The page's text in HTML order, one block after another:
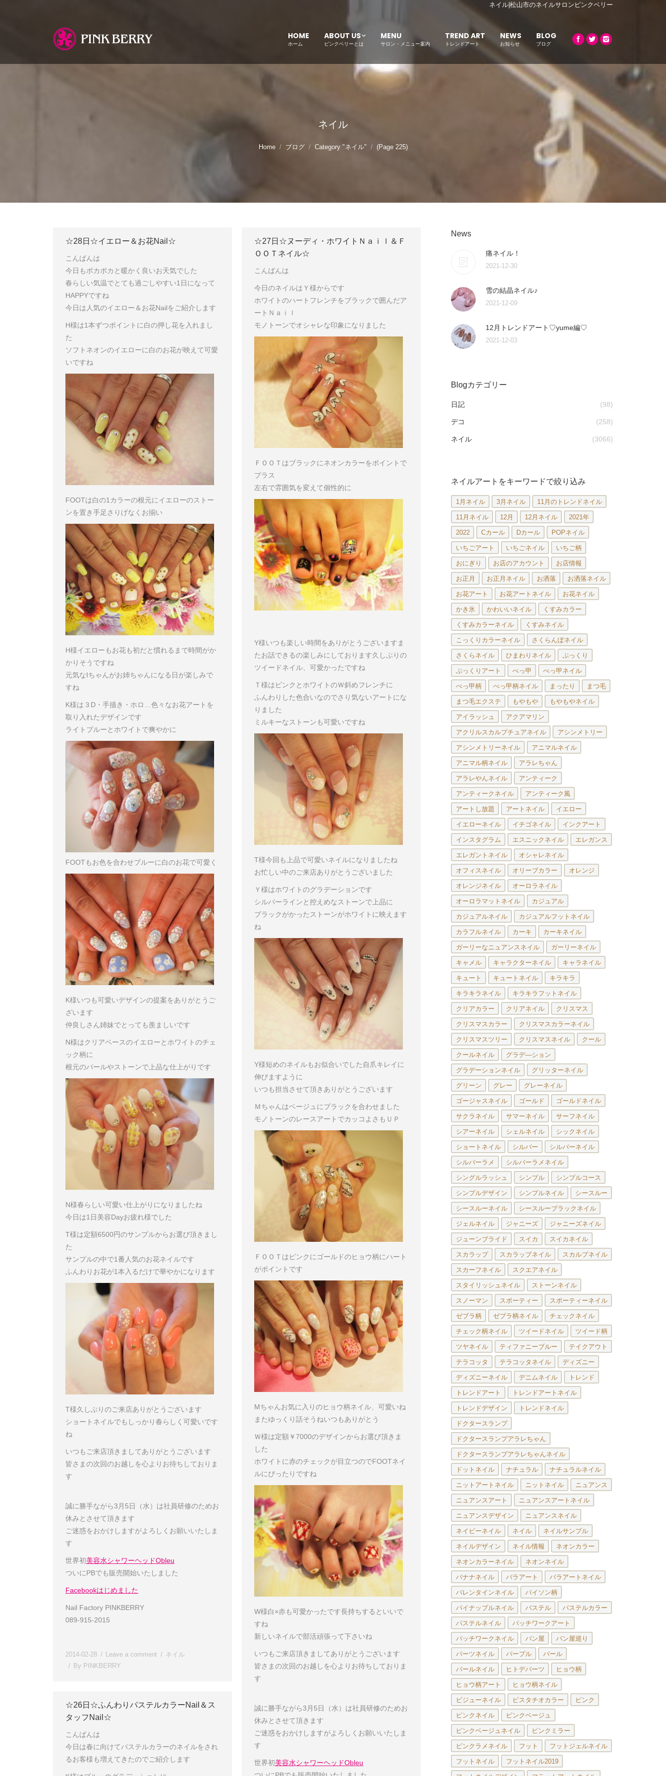
ネイル|松山市のネイルサロンピンクベリー
HOME
ホーム
ABOUT US
ピンクベリーとは
MENU
サロン・メニュー案内
TREND ART
トレンドアート
NEWS
お知らせ
BLOG
ブログ
ネイル
Home ブログ Category "ネイル" (Page 225)
☆28日☆イエロー＆お花Nail☆
こんばんは
今日もポカポカと暖かく良いお天気でした
春らしい気温でとても過ごしやすい1日になって
HAPPYですね
今日は人気のイエロー＆お花Nailをご紹介します
H様は1本ずつポイントに白の押し花を入れまし
た
ソフトネオンのイエローに白のお花が映えて可愛
いですね
FOOTは白の1カラーの根元にイエローのストー
ンを置き手足さりげなくお揃い
H様イエローもお花も初だと慣れるまで時間がか
かりそうですね
元気なIちゃんがお姉ちゃんになる日が楽しみで
すね
K様は３D・手描き・ホロ…色々なお花アートを
取り入れたデザインです
ライトブルーとホワイトで爽やかに
FOOTもお色を合わせブルーに白のお花で可愛く
K様いつも可愛いデザインの提案をありがとうご
ざいます
仲良しさん姉妹でとっても羨ましいです
N様はクリアベースのイエローとホワイトのチェ
ック柄に
根元のパールやストーンで上品な仕上がりです
N様春らしい可愛い仕上がりになりましたね
今日は1日美容Dayお疲れ様でした
T様は定額6500円のサンプルからお選び頂きまし
た
サンプルの中で1番人気のお花ネイルです
ふんわりお花が1本入るだけで華やかになります
T様久しぶりのご来店ありがとうございます
ショートネイルでもしっかり春らしく可愛いです
ね
いつもご来店頂きましてありがとうございます
皆さまの次回のお越しを心よりお待ちしておりま
す
誠に勝手ながら3月5日（水）は社員研修のためお
休みとさせて頂きます
ご迷惑をおかけしますがよろしくお願いいたしま
す
世界初美容水シャワーヘッドObleu
ついにPBでも販売開始いたしました
Facebookはじめました
Nail Factory PINKBERRY
089-915-2015
2014-02-28 Leave a comment
ネイル
By PINKBERRY
☆27日☆ヌーディ・ホワイトＮａｉｌ＆Ｆ
ＯＯＴネイル☆
こんばんは
今日のネイルはＹ様からです
ホワイトのハートフレンチをブラックで囲んだア
ートＮａｉｌ
モノトーンでオシャレな印象になりました
ＦＯＯＴはブラックにネオンカラーをポイントで
プラス
左右で雰囲気を変えて個性的に
Y様いつも楽しい時間をありがとうございます ま
たお話できるの楽しみにしております久しぶりの
ツイードネイル、可愛かったですね
Ｔ様はピンクとホワイトのＷ斜めフレンチに
ふんわりした色合いなのでさり気ないアートにな
りました
ミルキーなストーンも可愛いですね
T様今回も上品で可愛いネイルになりましたね
お忙しい中のご来店ありがとうございました
Ｙ様はホワイトのグラデーションです
シルバーラインと控えめなストーンで上品に
ブラックがかったストーンがホワイトに映えます
ね
Y様短めのネイルもお似合いでした 自爪キレイに
伸びますように
いつも担当させて頂きありがとうございます
Ｍちゃんはベージュにブラックを合わせました
モノトーンのレースアートでカッコよさもＵＰ
ＦＯＯＴはピンクにゴールドのヒョウ柄にハート
がポイントです
Mちゃんお気に入りのヒョウ柄ネイル、可愛いね
またゆっくり話そうねいつもありがとう
Ｗ様は定額￥7000のデザインからお選び頂きま
した
ホワイトに赤のチェックが目立つのでFOOTネイ
ルにぴったりですね
W様白×赤も可愛かったです長持ちするといいで
すね
新しいネイルで部活頑張って下さいね
いつもご来店頂きましてありがとうございます
皆さまの次回のお越しを心よりお待ちしておりま
す
誠に勝手ながら3月5日（水）は社員研修のためお
休みとさせて頂きます
ご迷惑をおかけしますがよろしくお願いいたしま
す
世界初美容水シャワーヘッドObleu
☆26日☆ふんわりパステルカラーNail＆ス
タッフNail☆
こんばんは
今日は春に向けてパステルカラーのネイルをされ
るお客様も増えてきたのでご紹介します
News
痛ネイル！
2021-12-30
雪の結晶ネイル♪
2021-12-09
12月トレンドアート♡yume編♡
2021-12-03
Blogカテゴリー
日記 (98)
デコ (258)
ネイル (3066)
ネイルアートをキーワードで絞り込み
1月ネイル 3月ネイル 11月のトレンドネイル
11月ネイル 12月 12月ネイル 2021年
2022 Cカール Dカール POPネイル
いちごアート いちごネイル いちご柄
おにぎり お店のアカウント お店情報
お正月 お正月ネイル お洒落 お洒落ネイル
お花アート お花アートネイル お花ネイル
かき氷 かわいいネイル くすみカラー
くすみカラーネイル くすみネイル
こっくりカラーネイル さくらんぼネイル
さくらネイル ひまわりネイル ぷっくり
ぷっくりアート べっ甲 べっ甲ネイル
べっ甲柄 べっ甲柄ネイル まったり まつ毛
まつ毛エクステ もやもや もやもやネイル
アイラッシュ アクアマリン
アクリルスカルプチュアネイル アシンメトリー
アシンメトリーネイル アニマルネイル
アニマル柄ネイル アラレちゃん
アラレやんネイル アンティーク
アンティークネイル アンティーク風
アートし放題 アートネイル イエロー
イエローネイル イチゴネイル インクアート
インスタグラム エスニックネイル エレガンス
エレガントネイル オシャレネイル
オフィスネイル オリーブカラー オレンジ
オレンジネイル オーロラネイル
オーロラマットネイル カジュアル
カジュアルネイル カジュアルフットネイル
カラフルネイル カーキ カーキネイル
ガーリーなニュアンスネイル ガーリーネイル
キャメル キャラクターネイル キャラネイル
キュート キュートネイル キラキラ
キラキラネイル キラキラフットネイル
クリアカラー クリアネイル クリスマス
クリスマスカラー クリスマスカラーネイル
クリスマスツリー クリスマスネイル クール
クールネイル グラデ―ション
グラデーションネイル グリッターネイル
グリーン グレー グレーネイル
ゴージャスネイル ゴールド ゴールドネイル
サクラネイル サマーネイル サーフネイル
シアーネイル シェルネイル シックネイル
ショートネイル シルバー シルバーネイル
シルバーラメ シルバーラメネイル
シングルラッシュ シンプル シンプルコース
シンプルデザイン シンプルネイル シースルー
シースルーネイル シースルーブラックネイル
ジェルネイル ジャニーズ ジャニーズネイル
ジューンブライド スイカ スイカネイル
スカラップ スカラップネイル スカルプネイル
スカーフネイル スクエアネイル
スタイリッシュネイル ストーンネイル
スノーマン スポーティー スポーティーネイル
ゼブラ柄 ゼブラ柄ネイル チェックネイル
チェック柄ネイル ツイードネイル ツイード柄
ツヤネイル ティファニーブルー テイクアウト
テラコッタ テラコッタネイル ディズニー
ディズニーネイル デニムネイル トレンド
トレンドアート トレンドアートネイル
トレンドデザイン トレンドネイル
ドクタースランプ
ドクタースランプアラレちゃん
ドクタースランプアラレちゃんネイル
ドットネイル ナチュラル ナチュラルネイル
ニットアートネイル ニットネイル ニュアンス
ニュアンスアート ニュアンスアートネイル
ニュアンスデザイン ニュアンスネイル
ネイビーネイル ネイル ネイルサンプル
ネイルデザイン ネイル情報 ネオンカラー
ネオンカラーネイル ネオンネイル
バナナネイル バラアート バラアートネイル
バレンタインネイル パイソン柄
パイナップルネイル パステル パステルカラー
パステルネイル パッチワークアート
パッチワークネイル パン屋 パン屋巡り
パーツネイル パープル パール
パールネイル ヒトデパーツ ヒョウ柄
ヒョウ柄アート ヒョウ柄ネイル
ビジューネイル ピスタチオカラー ピンク
ピンクネイル ピンクベージュ
ピンクベージュネイル ピンクミラー
ピンクラメネイル フット フットジェルネイル
フットネイル フットネイル2019